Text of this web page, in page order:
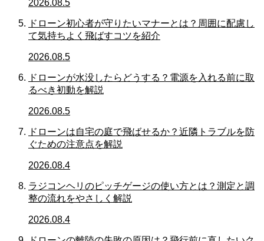
2026.08.5
ドローン初心者が守りたいマナーとは？周囲に配慮し
て気持ちよく飛ばすコツを紹介
2026.08.5
ドローンが水没したらどうする？電源を入れる前に取
るべき初動を解説
2026.08.5
ドローンは自宅の庭で飛ばせるか？近隣トラブルを防
ぐための注意点を解説
2026.08.4
ラジコンヘリのピッチゲージの使い方とは？測定と調
整の流れをやさしく解説
2026.08.4